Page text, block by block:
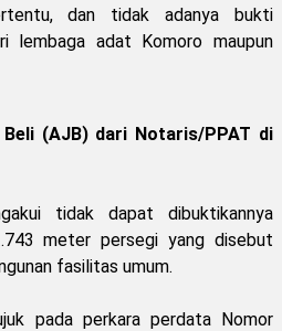
dan tidak adanya bukti
lembaga adat Komoro maupun
(AJB) dari Notaris/PPAT di
tidak dapat dibuktikannya
meter persegi yang disebut
fasilitas umum.
pada perkara perdata Nomor